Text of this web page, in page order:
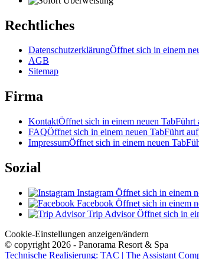
Rechtliches
DatenschutzerklärungÖffnet sich in einem
AGB
Sitemap
Firma
KontaktÖffnet sich in einem neuen TabFührt
FAQÖffnet sich in einem neuen TabFührt
ImpressumÖffnet sich in einem neuen Tab
Sozial
Instagram Öffnet sich in einem
Facebook Öffnet sich in einem
Trip Advisor Öffnet sich in
Cookie-Einstellungen anzeigen/ändern
© copyright 2026 - Panorama Resort & Spa
Technische Realisierung: TAC | The Assistant